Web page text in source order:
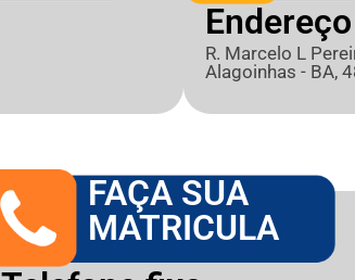
Endereço
R. Marcelo L
Alagoinhas - BA,
FAÇA SUA
MATRICULA